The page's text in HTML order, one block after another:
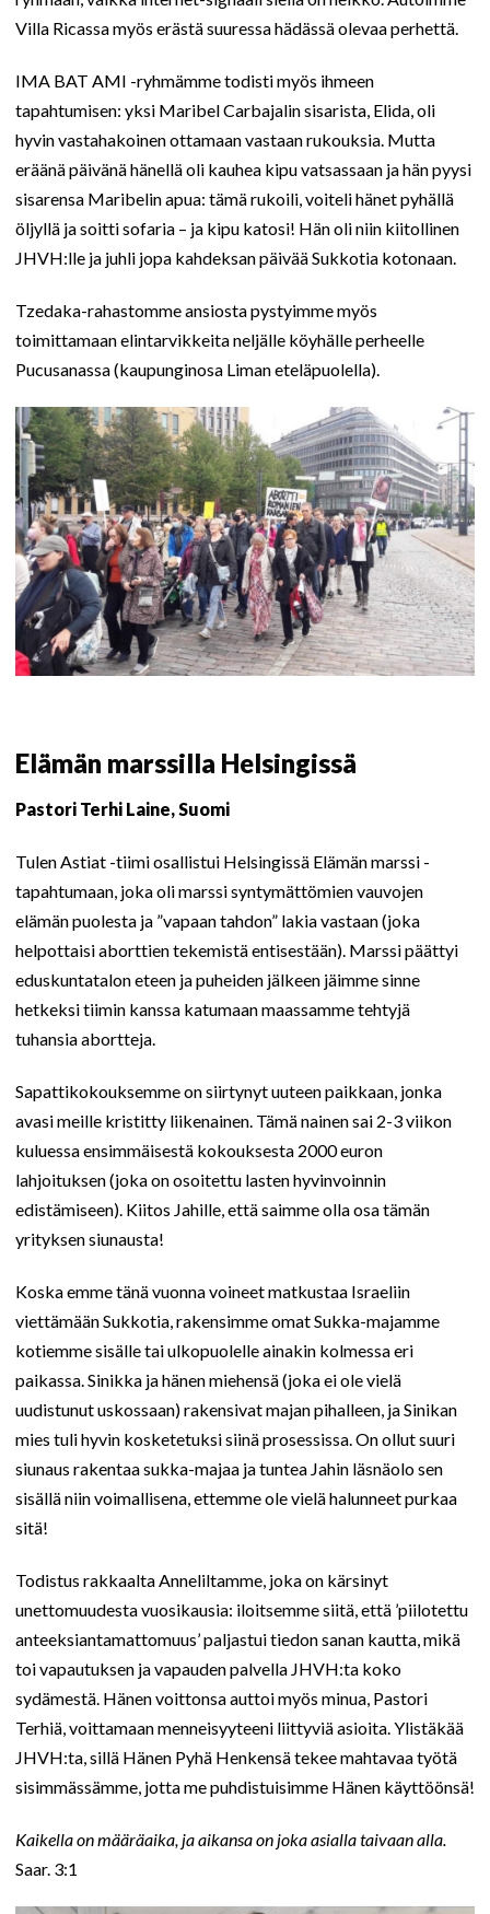
Villa Ricassa myös erästä suuressa hädässä olevaa perhettä.
IMA BAT AMI -ryhmämme todisti myös ihmeen
tapahtumisen: yksi Maribel Carbajalin sisarista, Elida, oli
hyvin vastahakoinen ottamaan vastaan rukouksia. Mutta
eräänä päivänä hänellä oli kauhea kipu vatsassaan ja hän pyysi
sisarensa Maribelin apua: tämä rukoili, voiteli hänet pyhällä
öljyllä ja soitti sofaria – ja kipu katosi! Hän oli niin kiitollinen
JHVH:lle ja juhli jopa kahdeksan päivää Sukkotia kotonaan.
Tzedaka-rahastomme ansiosta pystyimme myös
toimittamaan elintarvikkeita neljälle köyhälle perheelle
Pucusanassa (kaupunginosa Liman eteläpuolella).
Elämän marssilla Helsingissä
Pastori Terhi Laine, Suomi
Tulen Astiat -tiimi osallistui Helsingissä Elämän marssi -
tapahtumaan, joka oli marssi syntymättömien vauvojen
elämän puolesta ja ”vapaan tahdon” lakia vastaan (joka
helpottaisi aborttien tekemistä entisestään). Marssi päättyi
eduskuntatalon eteen ja puheiden jälkeen jäimme sinne
hetkeksi tiimin kanssa katumaan maassamme tehtyjä
tuhansia abortteja.
Sapattikokouksemme on siirtynyt uuteen paikkaan, jonka
avasi meille kristitty liikenainen. Tämä nainen sai 2-3 viikon
kuluessa ensimmäisestä kokouksesta 2000 euron
lahjoituksen (joka on osoitettu lasten hyvinvoinnin
edistämiseen). Kiitos Jahille, että saimme olla osa tämän
yrityksen siunausta!
Koska emme tänä vuonna voineet matkustaa Israeliin
viettämään Sukkotia, rakensimme omat Sukka-majamme
kotiemme sisälle tai ulkopuolelle ainakin kolmessa eri
paikassa. Sinikka ja hänen miehensä (joka ei ole vielä
uudistunut uskossaan) rakensivat majan pihalleen, ja Sinikan
mies tuli hyvin kosketetuksi siinä prosessissa. On ollut suuri
siunaus rakentaa sukka-majaa ja tuntea Jahin läsnäolo sen
sisällä niin voimallisena, ettemme ole vielä halunneet purkaa
sitä!
Todistus rakkaalta Anneliltamme, joka on kärsinyt
unettomuudesta vuosikausia: iloitsemme siitä, että ’piilotettu
anteeksiantamattomuus’ paljastui tiedon sanan kautta, mikä
toi vapautuksen ja vapauden palvella JHVH:ta koko
sydämestä. Hänen voittonsa auttoi myös minua, Pastori
Terhiä, voittamaan menneisyyteeni liittyviä asioita. Ylistäkää
JHVH:ta, sillä Hänen Pyhä Henkensä tekee mahtavaa työtä
sisimmässämme, jotta me puhdistuisimme Hänen käyttöönsä!
Kaikella on määräaika, ja aikansa on joka asialla taivaan alla.
Saar. 3:1